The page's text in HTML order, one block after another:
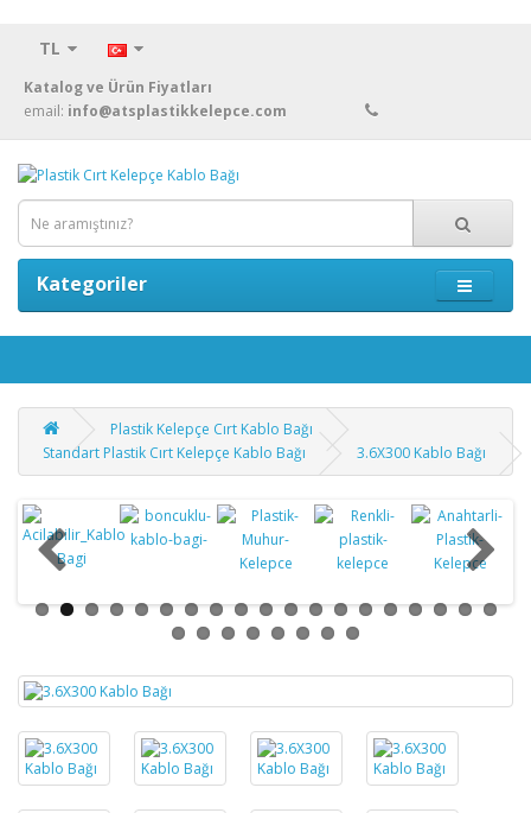
TL
Katalog ve Ürün Fiyatları
email: info@atsplastikkelepce.com
Kategoriler
Plastik Kelepçe Cırt Kablo Bağı
Standart Plastik Cırt Kelepçe Kablo Bağı
3.6X300 Kablo Bağı